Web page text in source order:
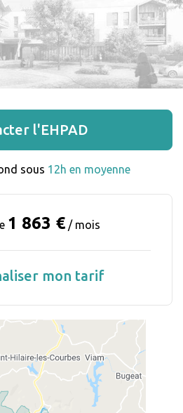
l'EHPAD
sous 12h en moyenne
1 863 €/ mois
mon tarif